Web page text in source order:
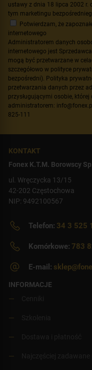
ustawy z dnia 18 lipca 2002 r.
tym marketingu
Potwierdzam, że
internetowego
Administratorem danych
internetowego jest
mogą być przetwarzane w
szczegółowo w polityce
bezpośredni). Polityka
przetwarzania danych przez
przysługującymi osobie,
administratorem:
825-111
KONTAKT
Fonex K.T.M. Borowscy
ul. Wręczycka 13/15
42-202 Częstochowa
NIP: 9492100567
Telefon: 34 3 525
Komórkowe: 783
E-mail:
INFORMACJE